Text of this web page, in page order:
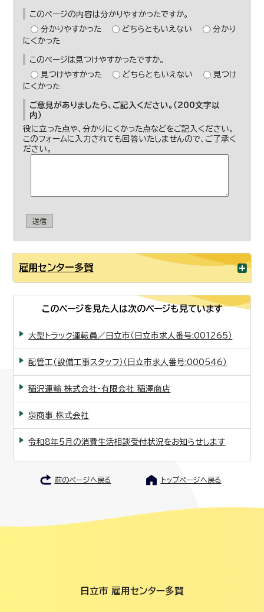
このページの内容は分かりやすかったですか。
分かりやすかった
どちらともいえない
分かり
にくかった
このページは見つけやすかったですか。
見つけやすかった
どちらともいえない
見つけ
にくかった
ご意見がありましたら、ご記入ください。（200文字以
内）
役に立った点や、分かりにくかった点などをご記入ください。
このフォームに入力されても回答いたしませんので、ご了承く
ださい。
送信
雇用センター多賀
このページを見た人は次のページも見ています
大型トラック運転員／日立市（日立市求人番号:001265）
配管工（設備工事スタッフ）（日立市求人番号:000546）
稲沢運輸 株式会社・有限会社 稲澤商店
泉商事 株式会社
令和8年5月の消費生活相談受付状況をお知らせします
前のページへ戻る トップページへ戻る
日立市 雇用センター多賀